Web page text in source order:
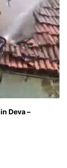
Deva –